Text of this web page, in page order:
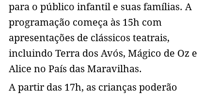
para o público infantil e suas famílias. A
programação começa às 15h com
apresentações de clássicos teatrais,
incluindo Terra dos Avós, Mágico de Oz e
Alice no País das Maravilhas.
A partir das 17h, as crianças poderão